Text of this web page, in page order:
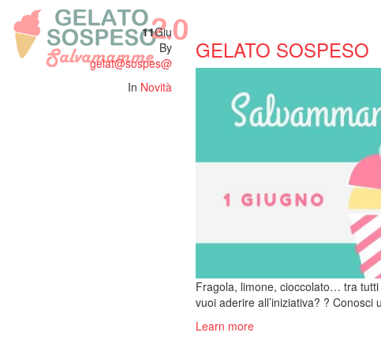
11Giu
By
gelat@sospes@
In Novità
GELATO SOSPESO
Fragola, limone, cioccolato… tra
vuoi aderire all’iniziativa? ?
Learn more